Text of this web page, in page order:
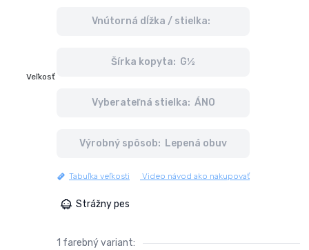
Veľkosť
Vnútorná dĺžka / stielka:
Šírka kopyta: G½
Vyberateľná stielka: ÁNO
Výrobný spôsob: Lepená obuv
Tabuľka veľkosti Video návod ako nakupovať
Strážny pes
1 farebný variant: